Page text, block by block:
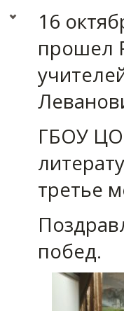
16
прошел
ГБОУ ЦО
третье
побед.